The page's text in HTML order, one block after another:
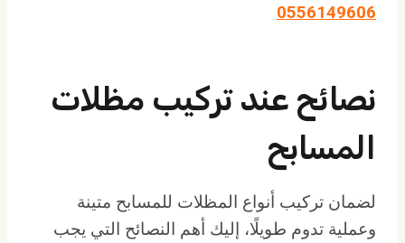
0556149606
نصائح عند تركيب مظلات
المسابح
لضمان تركيب أنواع المظلات للمسابح متينة
وعملية تدوم طويلًا، إليك أهم النصائح التي يجب